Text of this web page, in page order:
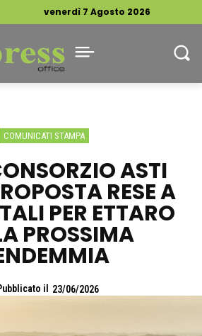
venerdì 7 Agosto 2026
COMUNICATI STAMPA
ASTI
RESE A
PER ETTARO
PROSSIMA
il 23/06/2026